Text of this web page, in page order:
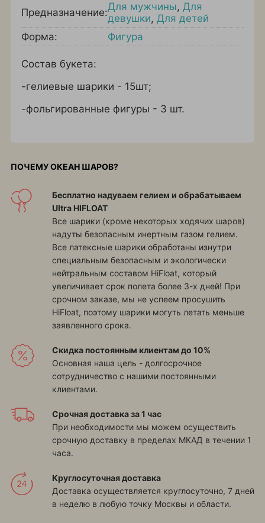
Предназначение:Для мужчины, Для
девушки, Для детей
Форма:
Фигура
Состав букета:
-гелиевые шарики - 15шт;
-фольгированные фигуры - 3 шт.
ПОЧЕМУ ОКЕАН ШАРОВ?
Бесплатно надуваем гелием и обрабатываем
Ultra HIFLOAT
Все шарики (кроме некоторых ходячих шаров)
надуты безопасным инертным газом гелием.
Все латексные шарики обработаны изнутри
специальным безопасным и экологически
нейтральным составом HiFloat, который
увеличивает срок полета более 3-х дней! При
срочном заказе, мы не успеем просушить
HiFloat, поэтому шарики могуть летать меньше
заявленного срока.
Скидка постоянным клиентам до 10%
Основная наша цель - долгосрочное
сотрудничество с нашими постоянными
клиентами.
Срочная доставка за 1 час
При необходимости мы можем осуществить
срочную доставку в пределах МКАД в течении 1
часа.
Круглосуточная доставка
Доставка осуществляется круглосуточно, 7 дней
в неделю в любую точку Москвы и области.